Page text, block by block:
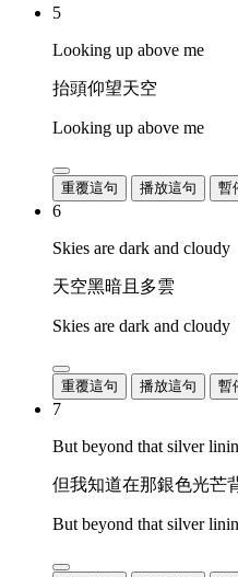
5
Looking up above me
抬頭仰望天空
Looking up above me
重覆這句 播放這句 暫
6
Skies are dark and cloudy
天空黑暗且多雲
Skies are dark and cloudy
重覆這句 播放這句 暫
7
But beyond that silver
但我知道在那銀色光芒
But beyond that silver